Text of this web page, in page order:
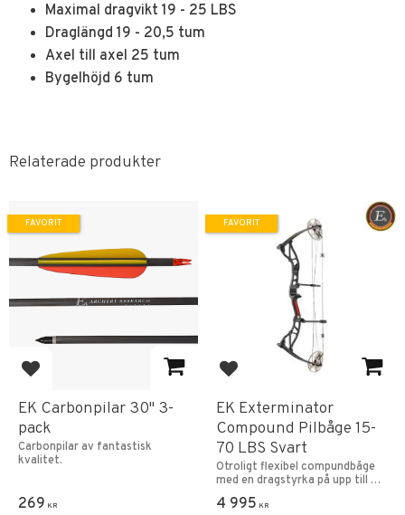
Maximal dragvikt 19 - 25 LBS
Draglängd 19 - 20,5 tum
Axel till axel 25 tum
Bygelhöjd 6 tum
Relaterade produkter
Lägg till i favoriter
EK Carbonpilar 30" 3-
pack
Carbonpilar av fantastisk
kvalitet.
269 KR
FAVORIT
Lägg till i favoriter
EK Exterminator
Compound Pilbåge 15-
70 LBS Svart
Otroligt flexibel compundbåge
med en dragstyrka på upp till 70
Pounds (32kg!).
4 995 KR
FAVORIT